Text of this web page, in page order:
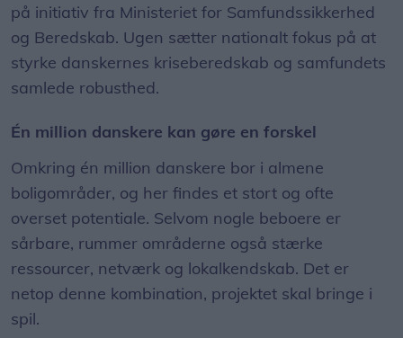
på initiativ fra Ministeriet for Samfundssikkerhed
og Beredskab. Ugen sætter nationalt fokus på at
styrke danskernes kriseberedskab og samfundets
samlede robusthed.
Én million danskere kan gøre en forskel
Omkring én million danskere bor i almene
boligområder, og her findes et stort og ofte
overset potentiale. Selvom nogle beboere er
sårbare, rummer områderne også stærke
ressourcer, netværk og lokalkendskab. Det er
netop denne kombination, projektet skal bringe i
spil.